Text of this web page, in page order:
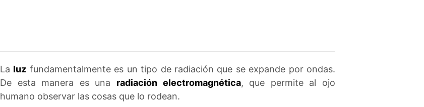
La luz fundamentalmente es un tipo de radiación que se expande por ondas.
De esta manera es una radiación electromagnética, que permite al ojo
humano observar las cosas que lo rodean.